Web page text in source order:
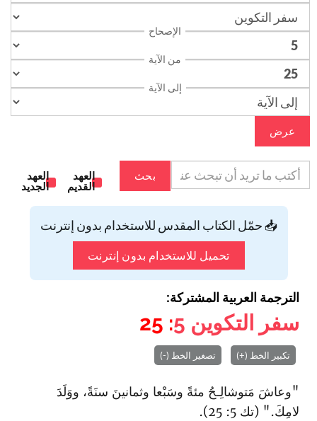
الإصحاح
من الآية
إلى الآية
عرض
بحث
العهد
القديم
العهد
الجديد
📥 حمّل الكتاب المقدس للاستخدام بدون إنترنت
تحميل للاستخدام بدون إنترنت
الترجمة العربية المشتركة:
سفر التكوين 5
: 25
تكبير الخط (+) تصغير الخط (-)
"وعاشَ مَتوشالِـحُ مئةً وسَبْعا وثمانينَ سنَةً، ووَلَدَ
لامِكَ." (تك 5: 25).